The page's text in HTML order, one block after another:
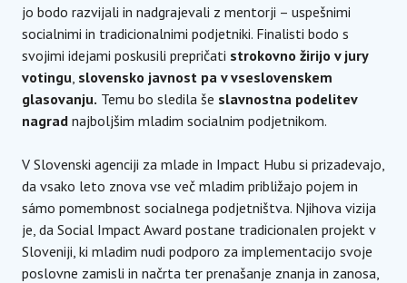
jo bodo razvijali in nadgrajevali z mentorji – uspešnimi
socialnimi in tradicionalnimi podjetniki. Finalisti bodo s
svojimi idejami poskusili prepričati strokovno žirijo v jury
votingu, slovensko javnost pa v vseslovenskem
glasovanju. Temu bo sledila še slavnostna podelitev
nagrad najboljšim mladim socialnim podjetnikom.
V Slovenski agenciji za mlade in Impact Hubu si prizadevajo,
da vsako leto znova vse več mladim približajo pojem in
sámo pomembnost socialnega podjetništva. Njihova vizija
je, da Social Impact Award postane tradicionalen projekt v
Sloveniji, ki mladim nudi podporo za implementacijo svoje
poslovne zamisli in načrta ter prenašanje znanja in zanosa,